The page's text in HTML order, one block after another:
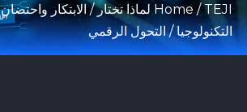
Home /TEJI لماذا تختار /الابتكار واحتضان
التكنولوجيا/ التحول الرقمي